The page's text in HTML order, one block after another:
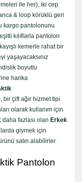
ile her), iki cep
& loop körüklü geri
kargo pantolonunu
kılıflarla pantolon
kemerle rahat bir
yaşayacaksınız
boyutlu
harika
bir çift ağır hizmet tipi
olarak kullanım için
fazlası olan Erkek
giymek için
satın alabilirler.
Pantolon